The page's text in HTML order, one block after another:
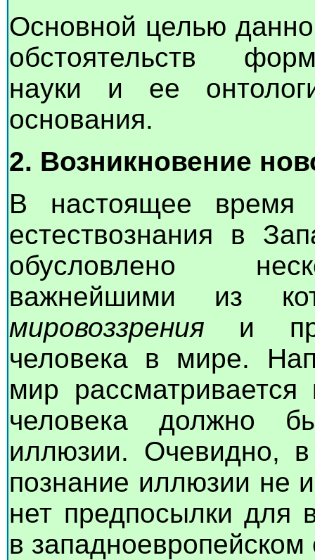
Основной целью
обстоятельств
науки и ее
основания.
2. Возникновение
В настоящее время
естествознания в
обусловлено
важнейшими из
мировоззрения и
человека в мире.
мир
человека должно
иллюзии. Очевидно, в
познание иллюзии не
нет предпосылки для
в